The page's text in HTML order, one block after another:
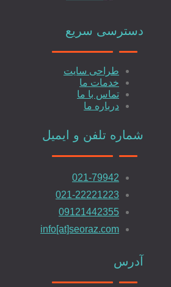
دسترسی سریع
طراحی سایت
خدمات ما
تماس با ما
درباره ما
شماره تلفن و ایمیل
021-79942
021-22221223
09121442355
info[at]seoraz.com
آدرس